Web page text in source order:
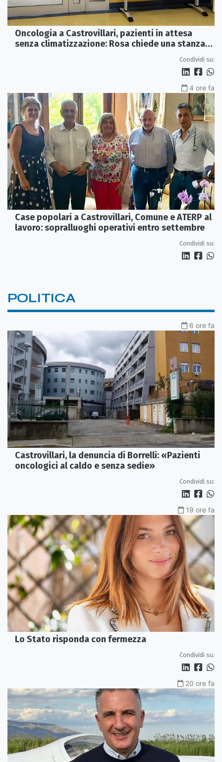
Oncologia a Castrovillari, pazienti in attesa
senza climatizzazione: Rosa chiede una stanza
Condividi su:
4 ore fa
Case popolari a Castrovillari, Comune e ATERP al
lavoro: sopralluoghi operativi entro settembre
Condividi su:
POLITICA
6 ore fa
Castrovillari, la denuncia di Borrelli: «Pazienti
oncologici al caldo e senza sedie»
Condividi su:
19 ore fa
Lo Stato risponda con fermezza
Condividi su:
20 ore fa